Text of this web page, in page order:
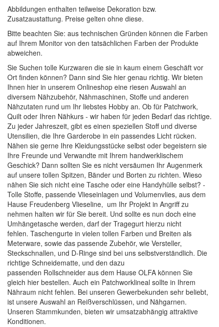
Abbildungen enthalten teilweise Dekoration bzw.
Zusatzaustattung. Preise gelten ohne diese.
Bitte beachten Sie: aus technischen Gründen können die Farben
auf Ihrem Monitor von den tatsächlichen Farben der Produkte
abweichen.
Sie Suchen tolle Kurzwaren die sie in kaum einem Geschäft vor
Ort finden können? Dann sind Sie hier genau richtig. Wir bieten
Ihnen hier in unserem Onlineshop eine riesen Auswahl an
diversem Nähzubehör, Nähmaschinen, Stoffe und anderen
Nähzutaten rund um Ihr liebstes Hobby an. Ob für Patchwork,
Quilt oder Ihren Nähkurs - wir haben für jeden Bedarf das richtige.
Zu jeder Jahreszeit, gibt es einen speziellen Stoff und diverse
Utensilien, die Ihre Garderobe in ein passendes Licht rücken.
Nähen sie gerne Ihre Kleidungsstücke selbst oder begeistern sie
Ihre Freunde und Verwandte mit Ihrem handwerklischem
Geschick? Dann sollten Sie es nicht versäumen Ihr Augenmerk
auf unsere tollen Spitzen, Bänder und Borten zu richten. Wieso
nähen Sie sich nicht eine Tasche oder eine Handyhülle selbst? -
Tolle Stoffe, passende Vlieseinlagen und Volumenvlies, aus dem
Hause Freudenberg Vlieseline, um Ihr Projekt in Angriff zu
nehmen halten wir für Sie bereit. Und sollte es nun doch eine
Umhängetasche werden, darf der Tragegurt hierzu nicht
fehlen. Taschengurte in vielen tollen Farben und Breiten als
Meterware, sowie das passende Zubehör, wie Versteller,
Steckschnallen, und D-Ringe sind bei uns selbstverständlich. Die
richtige Schneidematte, und den dazu
passenden Rollschneider aus dem Hause OLFA können Sie
gleich hier bestellen. Auch ein Patchworklineal sollte in Ihrem
Nähraum nicht fehlen. Bei unseren Gewerbekunden sehr beliebt,
ist unsere Auswahl an Reißverschlüssen, und Nähgarnen.
Unseren Stammkunden, bieten wir umsatzabhängig attraktive
Konditionen.